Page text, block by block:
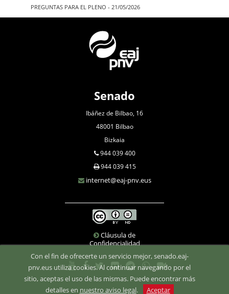
PREGUNTAS PARA EL PLENO - 21/05/2026
Senado
Ibáñez de Bilbao, 16
48001 Bilbao
Bizkaia
944 039 400
944 039 415
internet@eaj-pnv.eus
Cláusula de
Confidencialidad
Con el fin de ofrecerte un servicio mejor, senado.eaj-
pnv.eus utiliza cookies. Al continuar navegando por el
sitio, aceptas el uso de las mismas. Puede encontrar más
detalles en nuestro aviso legal. Aceptar